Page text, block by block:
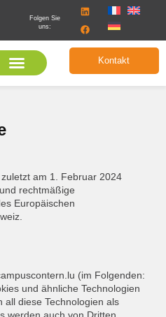
Folgen Sie
uns:
Kontakt
am 1. Februar 2024
rechtmäßige
Europäischen
(im Folgenden:
und ähnliche Technologien
all diese Technologien als